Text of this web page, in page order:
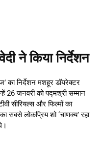
ने किया निर्देशन
का निर्देशन मशहूर डॉयरेक्टर
26 जनवरी को पद्मश्री सम्मान
सीरियल्स और फिल्मों का
सबसे लोकप्रिय शो ‘चाणक्य’ रहा